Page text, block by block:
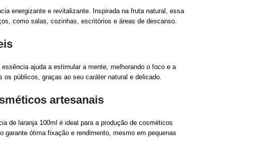
energizante e revitalizante. Inspirada na fruta natural, essa
como salas, cozinhas, escritórios e áreas de descanso.
ajuda a estimular a mente, melhorando o foco e a
públicos, graças ao seu caráter natural e delicado.
artesanais
de laranja 100ml é ideal para a produção de cosméticos
garante ótima fixação e rendimento, mesmo em pequenas